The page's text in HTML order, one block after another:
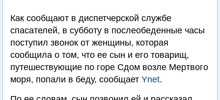
Как сообщают в диспетчерской службе
спасателей, в субботу в послеобеденные часы
поступил звонок от женщины, которая
сообщила о том, что ее сын и его товарищ,
путешествующие по горе Сдом возле Мертвого
моря, попали в беду, сообщает Ynet.